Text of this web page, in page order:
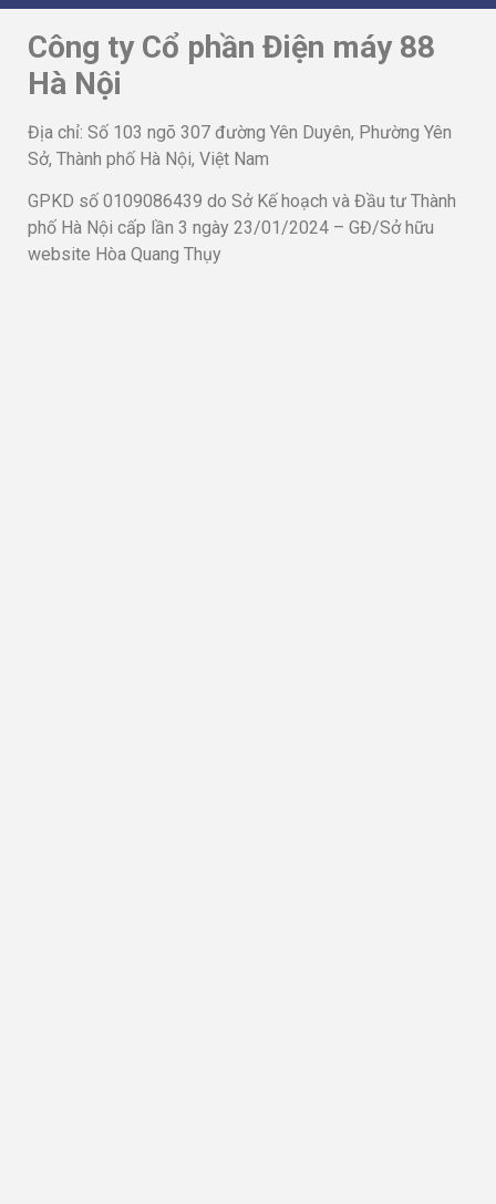
Công ty Cổ phần Điện máy 88
Hà Nội
Địa chỉ: Số 103 ngõ 307 đường Yên Duyên, Phường Yên
Sở, Thành phố Hà Nội, Việt Nam
GPKD số 0109086439 do Sở Kế hoạch và Đầu tư Thành
phố Hà Nội cấp lần 3 ngày 23/01/2024 – GĐ/Sở hữu
website Hòa Quang Thụy